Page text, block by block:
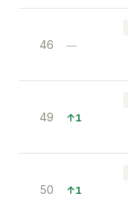
46 —
49 ↑1
50 ↑1